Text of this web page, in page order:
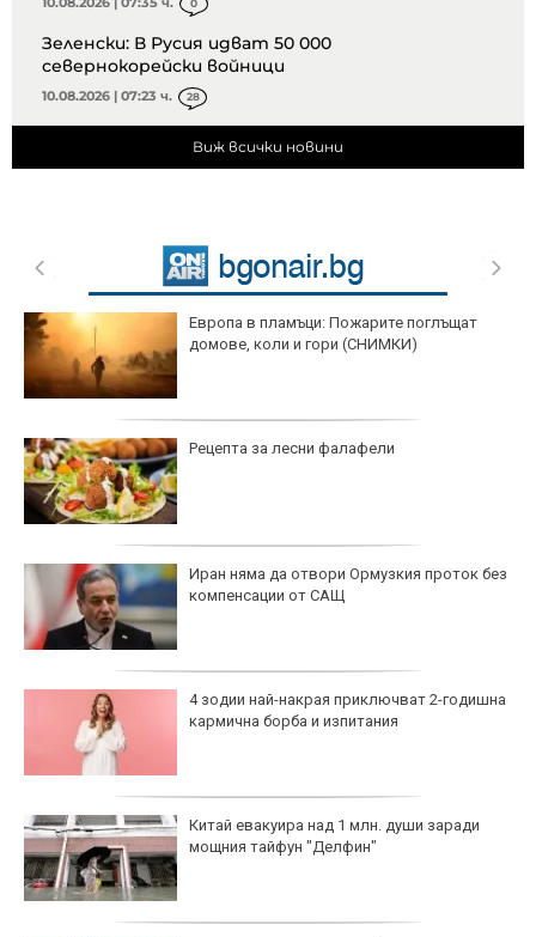
0
Зеленски: В Русия идват 50 000
севернокорейски войници
10.08.2026 | 07:23 ч. 28
Виж всички новини
Европа в пламъци: Пожарите поглъщат
домове, коли и гори (СНИМКИ)
Рецепта за лесни фалафели
Иран няма да отвори Ормузкия проток без
компенсации от САЩ
4 зодии най-накрая приключват 2-годишна
кармична борба и изпитания
Китай евакуира над 1 млн. души заради
мощния тайфун "Делфин"